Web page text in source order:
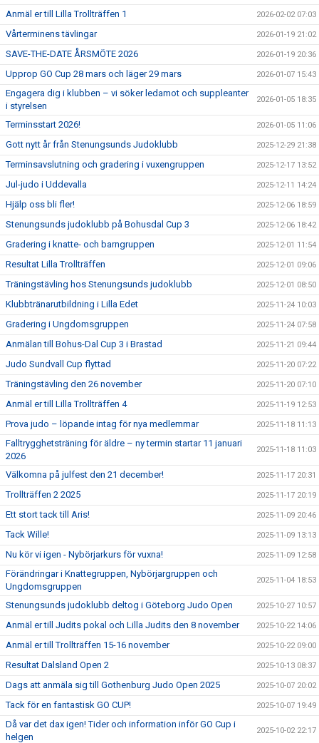
Anmäl er till Lilla Trollträffen 1 2026-02-02 07:03
Vårterminens tävlingar 2026-01-19 21:02
SAVE-THE-DATE ÅRSMÖTE 2026 2026-01-19 20:36
Upprop GO Cup 28 mars och läger 29 mars 2026-01-07 15:43
Engagera dig i klubben – vi söker ledamot och suppleanter
i styrelsen
2026-01-05 18:35
Terminsstart 2026! 2026-01-05 11:06
Gott nytt år från Stenungsunds Judoklubb 2025-12-29 21:38
Terminsavslutning och gradering i vuxengruppen 2025-12-17 13:52
Jul-judo i Uddevalla 2025-12-11 14:24
Hjälp oss bli fler! 2025-12-06 18:59
Stenungsunds judoklubb på Bohusdal Cup 3 2025-12-06 18:42
Gradering i knatte- och barngruppen 2025-12-01 11:54
Resultat Lilla Trollträffen 2025-12-01 09:06
Träningstävling hos Stenungsunds judoklubb 2025-12-01 08:50
Klubbtränarutbildning i Lilla Edet 2025-11-24 10:03
Gradering i Ungdomsgruppen 2025-11-24 07:58
Anmälan till Bohus-Dal Cup 3 i Brastad 2025-11-21 09:44
Judo Sundvall Cup flyttad 2025-11-20 07:22
Träningstävling den 26 november 2025-11-20 07:10
Anmäl er till Lilla Trollträffen 4 2025-11-19 12:53
Prova judo – löpande intag för nya medlemmar 2025-11-18 11:13
Falltrygghetsträning för äldre – ny termin startar 11 januari
2026
2025-11-18 11:03
Välkomna på julfest den 21 december! 2025-11-17 20:31
Trollträffen 2 2025 2025-11-17 20:19
Ett stort tack till Aris! 2025-11-09 20:46
Tack Wille! 2025-11-09 13:13
Nu kör vi igen - Nybörjarkurs för vuxna! 2025-11-09 12:58
Förändringar i Knattegruppen, Nybörjargruppen och
Ungdomsgruppen
2025-11-04 18:53
Stenungsunds judoklubb deltog i Göteborg Judo Open 2025-10-27 10:57
Anmäl er till Judits pokal och Lilla Judits den 8 november 2025-10-22 14:06
Anmäl er till Trollträffen 15-16 november 2025-10-22 09:00
Resultat Dalsland Open 2 2025-10-13 08:37
Dags att anmäla sig till Gothenburg Judo Open 2025 2025-10-07 20:02
Tack för en fantastisk GO CUP! 2025-10-07 19:49
Då var det dax igen! Tider och information inför GO Cup i
helgen
2025-10-02 22:17